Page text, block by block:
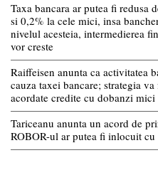
Taxa bancara ar putea fi redusa
si 0,2% la cele mici, insa
nivelul acesteia, intermedierea
vor creste
Raiffeisen anunta ca activitatea
cauza taxei bancare; strategia
acordate credite cu dobanzi mici
Tariceanu anunta un acord de
ROBOR-ul ar putea fi inlocuit